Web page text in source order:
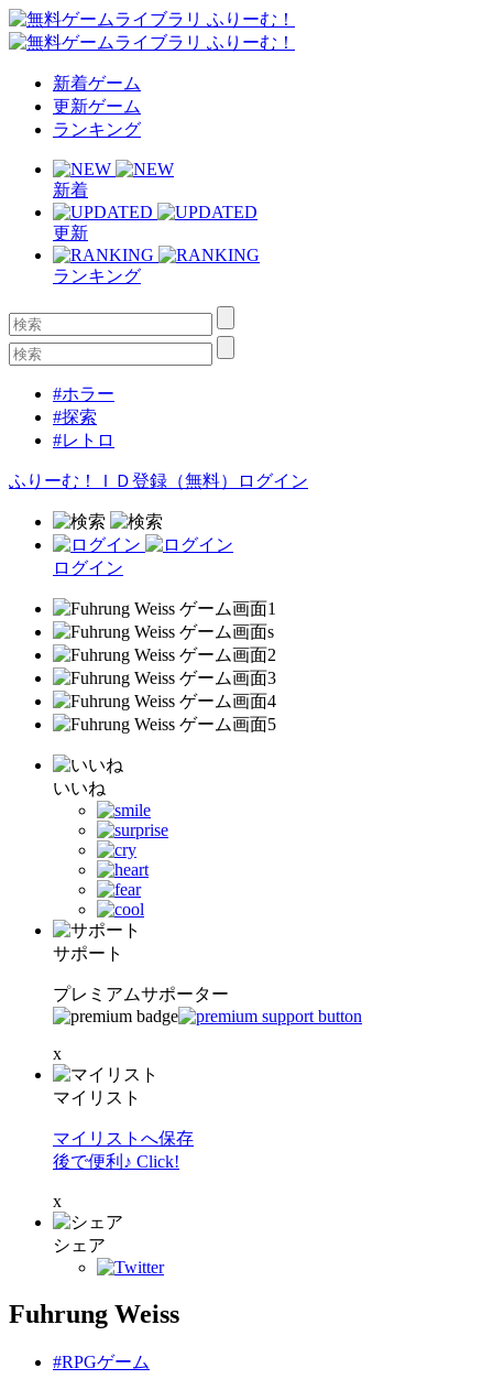
新着ゲーム
更新ゲーム
ランキング
新着
更新
ランキング
#ホラー
#探索
#レトロ
ふりーむ！ＩＤ登録（無料） ログイン
ログイン
いいね
サポート
プレミアムサポーター
x
マイリスト
マイリストへ保存
後で便利♪ Click!
x
シェア
Fuhrung Weiss
#RPGゲーム